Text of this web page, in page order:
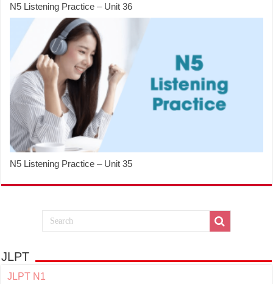
N5 Listening Practice – Unit 36
N5 Listening Practice – Unit 35
JLPT
JLPT N1